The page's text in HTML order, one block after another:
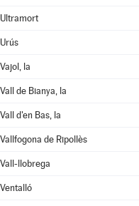
Ultramort
Urús
Vajol, la
Vall de Bianya, la
Vall d'en Bas, la
Vallfogona de Ripollès
Vall-llobrega
Ventalló